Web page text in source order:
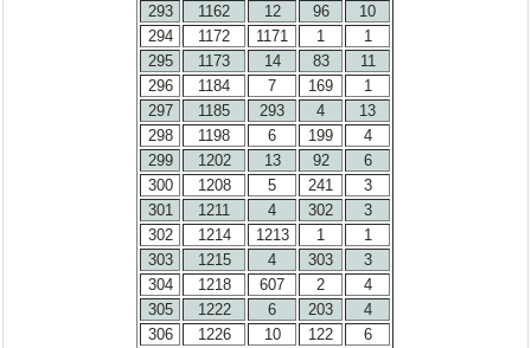
293
1162 12 96
10
294
1172 1171 1
1
295
1173 14 83
11
296
1184 7 169
1
297
1185 293 4
13
298
1198 6 199
4
299
1202 13 92
6
300
1208 5 241
3
301
1211 4 302
3
302
1214 1213 1
1
303
1215 4 303
3
304
1218 607 2
4
305
1222 6 203
4
306
1226 10 122
6